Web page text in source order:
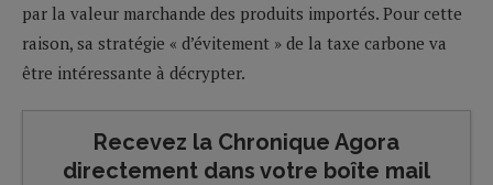
par la valeur marchande des produits importés. Pour cette
raison, sa stratégie « d’évitement » de la taxe carbone va
être intéressante à décrypter.
Recevez la Chronique Agora
directement dans votre boîte mail